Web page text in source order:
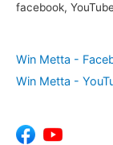
facebook,
Win Metta -
Win Metta -